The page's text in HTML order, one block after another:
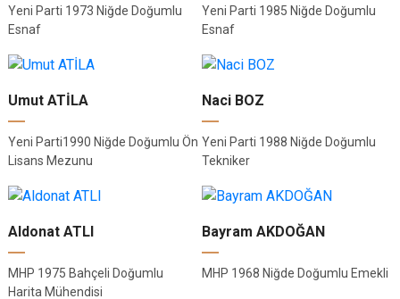
Yeni Parti 1973 Niğde Doğumlu
Esnaf
Yeni Parti 1985 Niğde Doğumlu
Esnaf
Umut ATİLA
Yeni Parti1990 Niğde Doğumlu Ön
Lisans Mezunu
Naci BOZ
Yeni Parti 1988 Niğde Doğumlu
Tekniker
Aldonat ATLI
MHP 1975 Bahçeli Doğumlu
Harita Mühendisi
Bayram AKDOĞAN
MHP 1968 Niğde Doğumlu Emekli